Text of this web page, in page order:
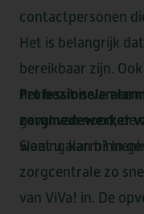
contactpersonen
Het is belangrijk
bereikbaar zijn.
het bezit is van
geval van nood,
woning kan
Professionele
zorgmedewerker
Slaat u alarm? In
zorgcentrale zo
van ViVa! in. De